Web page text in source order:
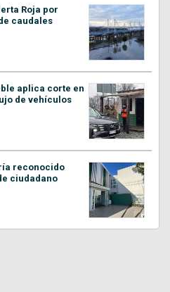
Roja por
caudales
aplica corte en
de vehículos
reconocido
ciudadano